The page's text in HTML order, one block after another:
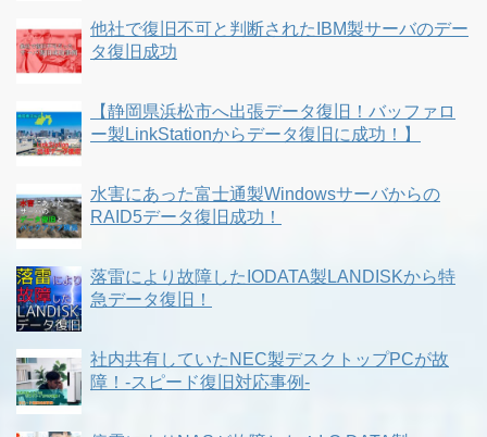
他社で復旧不可と判断されたIBM製サーバのデー
タ復旧成功
【静岡県浜松市へ出張データ復旧！バッファロ
ー製LinkStationからデータ復旧に成功！】
水害にあった富士通製Windowsサーバからの
RAID5データ復旧成功！
落雷により故障したIODATA製LANDISKから特
急データ復旧！
社内共有していたNEC製デスクトップPCが故
障！-スピード復旧対応事例-